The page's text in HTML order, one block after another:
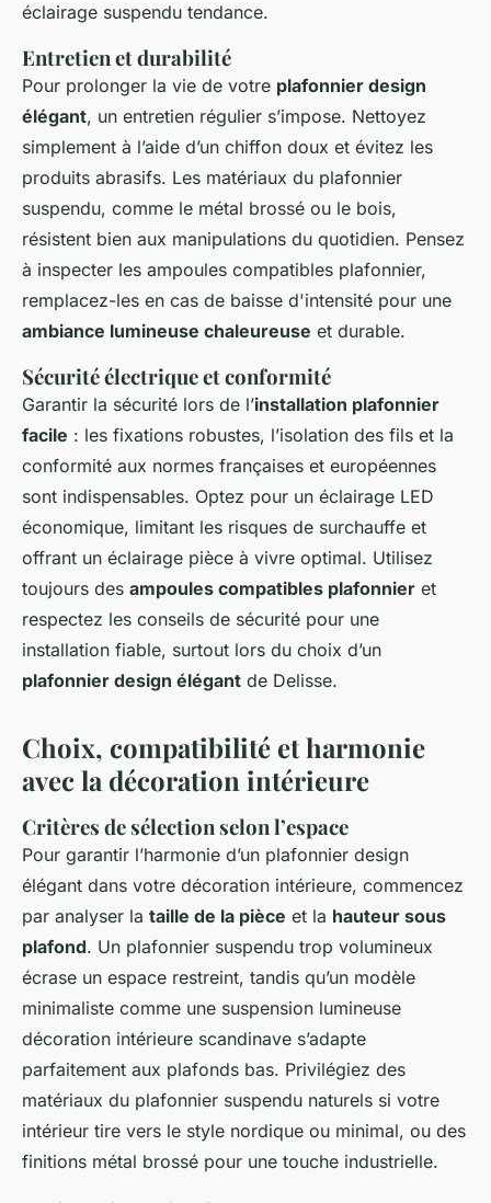
éclairage suspendu tendance.
Entretien et durabilité
Pour prolonger la vie de votre plafonnier design
élégant, un entretien régulier s’impose. Nettoyez
simplement à l’aide d’un chiffon doux et évitez les
produits abrasifs. Les matériaux du plafonnier
suspendu, comme le métal brossé ou le bois,
résistent bien aux manipulations du quotidien. Pensez
à inspecter les ampoules compatibles plafonnier,
remplacez-les en cas de baisse d'intensité pour une
ambiance lumineuse chaleureuse et durable.
Sécurité électrique et conformité
Garantir la sécurité lors de l’installation plafonnier
facile : les fixations robustes, l’isolation des fils et la
conformité aux normes françaises et européennes
sont indispensables. Optez pour un éclairage LED
économique, limitant les risques de surchauffe et
offrant un éclairage pièce à vivre optimal. Utilisez
toujours des ampoules compatibles plafonnier et
respectez les conseils de sécurité pour une
installation fiable, surtout lors du choix d’un
plafonnier design élégant de Delisse.
Choix, compatibilité et harmonie
avec la décoration intérieure
Critères de sélection selon l’espace
Pour garantir l’harmonie d’un plafonnier design
élégant dans votre décoration intérieure, commencez
par analyser la taille de la pièce et la hauteur sous
plafond. Un plafonnier suspendu trop volumineux
écrase un espace restreint, tandis qu’un modèle
minimaliste comme une suspension lumineuse
décoration intérieure scandinave s’adapte
parfaitement aux plafonds bas. Privilégiez des
matériaux du plafonnier suspendu naturels si votre
intérieur tire vers le style nordique ou minimal, ou des
finitions métal brossé pour une touche industrielle.